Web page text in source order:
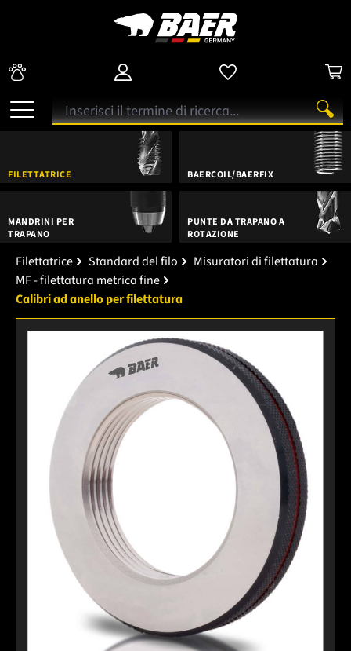
FILETTATRICE BAERCOIL/BAERFIX
MANDRINI PER
TRAPANO
PUNTE DA TRAPANO A
ROTAZIONE
Filettatrice Standard del filo
Misuratori di filettatura
MF - filettatura metrica fine
Calibri ad anello per filettatura
Salta la galleria di immagini